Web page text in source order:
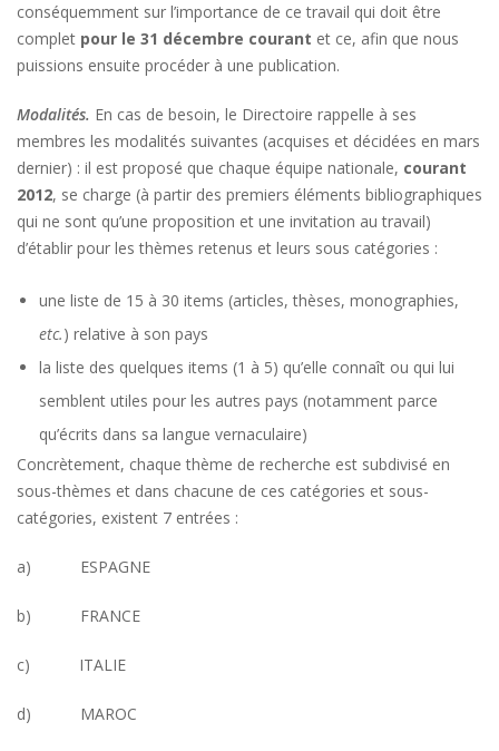
conséquemment sur l’importance de ce travail qui doit être
complet pour le 31 décembre courant et ce, afin que nous
puissions ensuite procéder à une publication.
Modalités. En cas de besoin, le Directoire rappelle à ses
membres les modalités suivantes (acquises et décidées en mars
dernier) : il est proposé que chaque équipe nationale, courant
2012, se charge (à partir des premiers éléments bibliographiques
qui ne sont qu’une proposition et une invitation au travail)
d’établir pour les thèmes retenus et leurs sous catégories :
une liste de 15 à 30 items (articles, thèses, monographies,
etc.) relative à son pays
la liste des quelques items (1 à 5) qu’elle connaît ou qui lui
semblent utiles pour les autres pays (notamment parce
qu’écrits dans sa langue vernaculaire)
Concrètement, chaque thème de recherche est subdivisé en
sous-thèmes et dans chacune de ces catégories et sous-
catégories, existent 7 entrées :
a) ESPAGNE
b) FRANCE
c) ITALIE
d) MAROC